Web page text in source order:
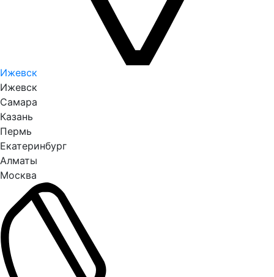
Ижевск
Ижевск
Самара
Казань
Пермь
Екатеринбург
Алматы
Москва